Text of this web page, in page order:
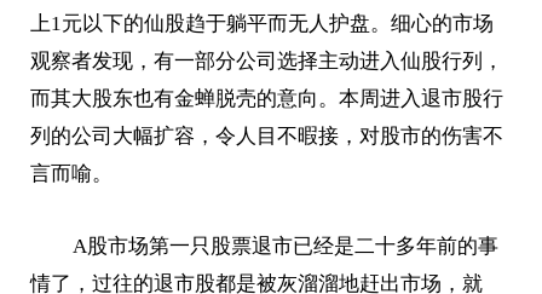
上1元以下的仙股趋于躺平而无人护盘。细心的市场
观察者发现，有一部分公司选择主动进入仙股行列，
而其大股东也有金蝉脱壳的意向。本周进入退市股行
列的公司大幅扩容，令人目不暇接，对股市的伤害不
言而喻。
A股市场第一只股票退市已经是二十多年前的事
情了，过往的退市股都是被灰溜溜地赶出市场，就